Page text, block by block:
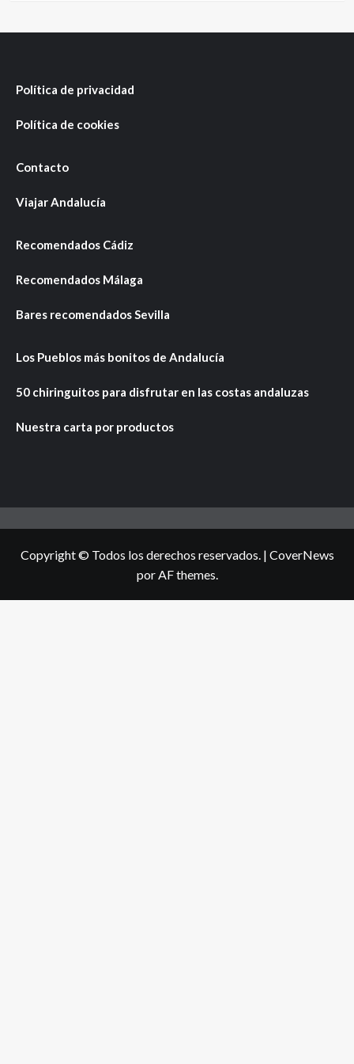
Política de privacidad
Política de cookies
Contacto
Viajar Andalucía
Recomendados Cádiz
Recomendados Málaga
Bares recomendados Sevilla
Los Pueblos más bonitos de Andalucía
50 chiringuitos para disfrutar en las costas andaluzas
Nuestra carta por productos
Copyright © Todos los derechos reservados. | CoverNews
por AF themes.